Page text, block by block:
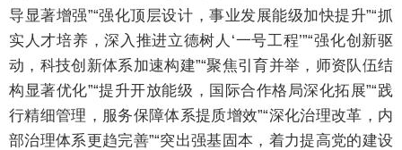
导显著增强”“强化顶层设计，事业发展能级加快提升”“抓
实人才培养，深入推进立德树人‘一号工程’”“强化创新驱
动，科技创新体系加速构建”“聚焦引育并举，师资队伍结
构显著优化”“提升开放能级，国际合作格局深化拓展”“践
行精细管理，服务保障体系提质增效”“深化治理改革，内
部治理体系更趋完善”“突出强基固本，着力提高党的建设